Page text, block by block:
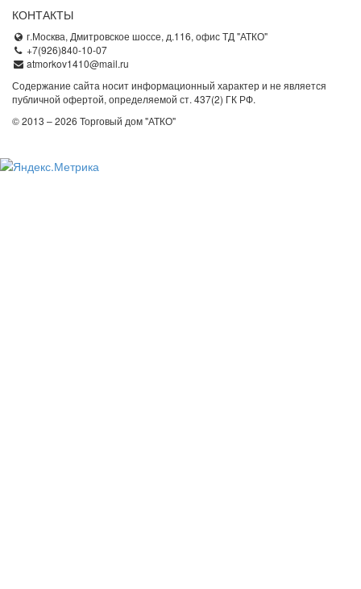
КОНТАКТЫ
г.Москва, Дмитровское шоссе, д.116, офис ТД "АТКО"
+7(926)840-10-07
atmorkov1410@mail.ru
Содержание сайта носит информационный характер и не является
публичной офертой, определяемой ст. 437(2) ГК РФ.
© 2013 – 2026 Торговый дом "АТКО"